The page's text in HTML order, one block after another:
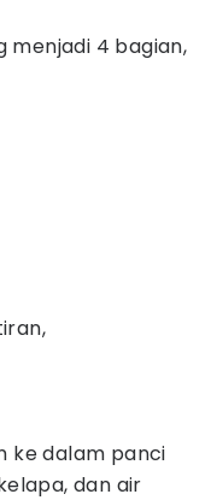
menjadi 4 bagian,
ke dalam panci
dan air